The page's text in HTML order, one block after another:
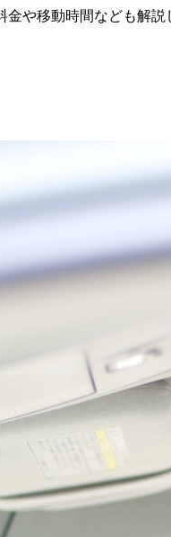
や移動時間なども解